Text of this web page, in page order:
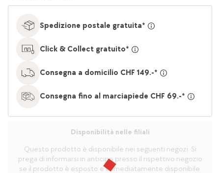
Spedizione postale gratuita*
Click & Collect gratuito*
Consegna a domicilio CHF 149.-*
Consegna fino al marciapiede CHF 69.-*
Disponibilità nelle filiali
Questo prodotto è disponibile nei seguenti negozi. Si
prega di informarsi in anticipo presso il rispettivo negozio
se il prodotto è esposto e immediatamente disponibile.